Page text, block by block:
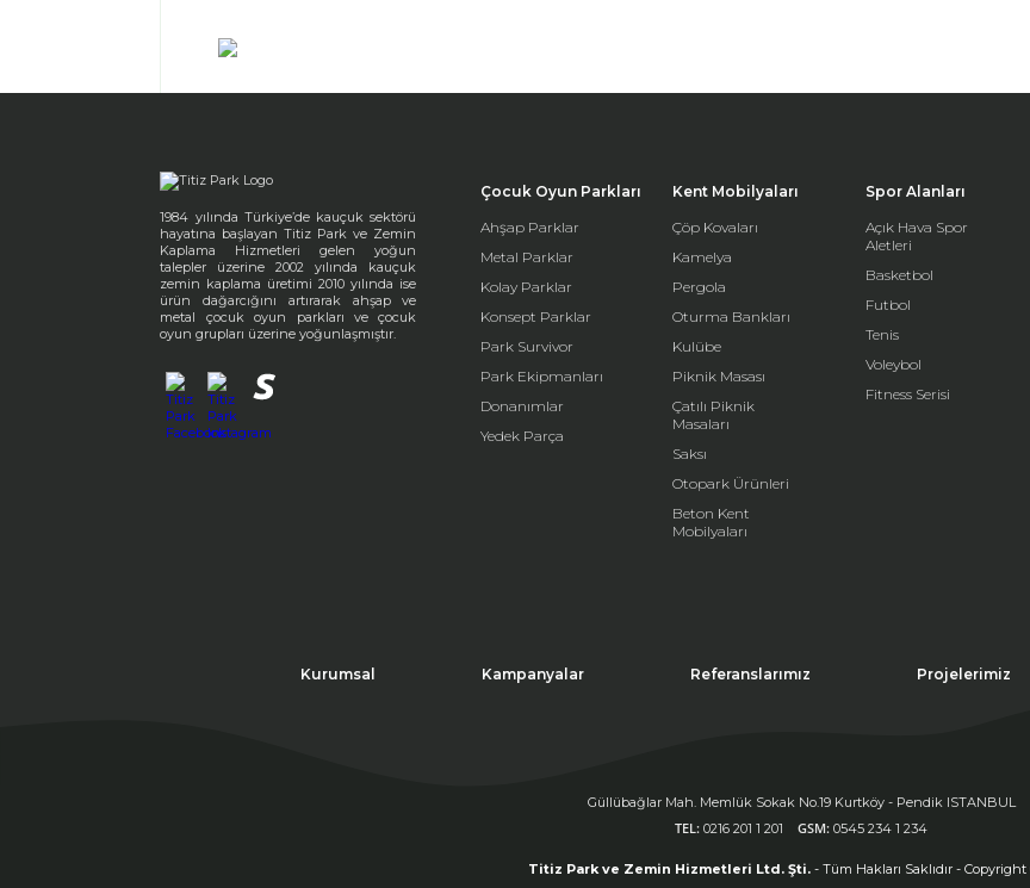
1984 yılında Türkiye’de kauçuk sektörü
hayatına başlayan Titiz Park ve Zemin
Kaplama Hizmetleri gelen yoğun
talepler üzerine 2002 yılında kauçuk
zemin kaplama üretimi 2010 yılında ise
ürün dağarcığını artırarak ahşap ve
metal çocuk oyun parkları ve çocuk
oyun grupları üzerine yoğunlaşmıştır.
Çocuk Oyun Parkları
Ahşap Parklar
Metal Parklar
Kolay Parklar
Konsept Parklar
Park Survivor
Park Ekipmanları
Donanımlar
Yedek Parça
Kent Mobilyaları
Çöp Kovaları
Kamelya
Pergola
Oturma Bankları
Kulübe
Piknik Masası
Çatılı Piknik
Masaları
Saksı
Otopark Ürünleri
Beton Kent
Mobilyaları
Spor Alanları
Açık Hava Spor
Aletleri
Basketbol
Futbol
Tenis
Voleybol
Fitness Serisi
Kurumsal Kampanyalar Referanslarımız Projelerimiz
Güllübağlar Mah. Memlük Sokak No.19 Kurtköy - Pendik ISTANBUL
TEL: 0216 201 1 201 GSM: 0545 234 1 234
Titiz Park ve Zemin Hizmetleri Ltd. Şti. - Tüm Hakları Saklıdır -